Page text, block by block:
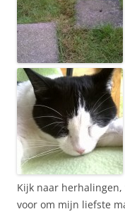
Kijk naar
voor om mijn liefste